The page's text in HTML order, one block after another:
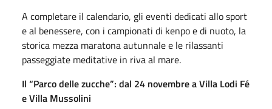
A completare il calendario, gli eventi dedicati allo sport
e al benessere, con i campionati di kenpo e di nuoto, la
storica mezza maratona autunnale e le rilassanti
passeggiate meditative in riva al mare.
Il “Parco delle zucche”: dal 24 novembre a Villa Lodi Fé
e Villa Mussolini